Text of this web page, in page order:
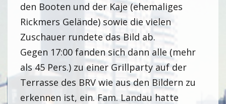
den Booten und der Kaje (ehemaliges
Rickmers Gelände) sowie die vielen
Zuschauer rundete das Bild ab.
Gegen 17:00 fanden sich dann alle (mehr
als 45 Pers.) zu einer Grillparty auf der
Terrasse des BRV wie aus den Bildern zu
erkennen ist, ein. Fam. Landau hatte